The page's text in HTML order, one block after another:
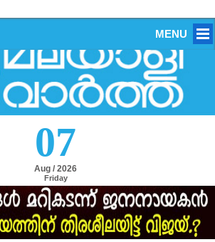
MENU
07
Aug / 2026
Friday